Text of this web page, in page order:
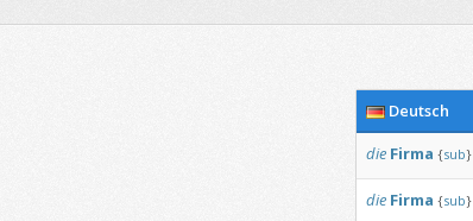
Deutsch
die Firma {sub}
die Firma {sub}